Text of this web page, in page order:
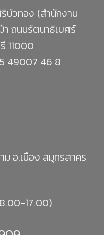
บัวทอง (สำนักงาน
ถนนรัตนาธิเบศร์
11000
49007 46 8
ม อ.เมือง สมุทรสาคร
17.00)